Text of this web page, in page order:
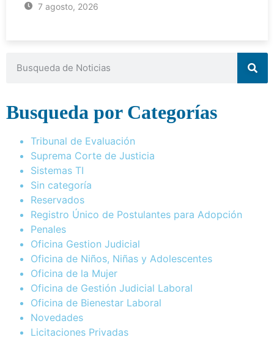
7 agosto, 2026
Busqueda por Categorías
Tribunal de Evaluación
Suprema Corte de Justicia
Sistemas TI
Sin categoría
Reservados
Registro Único de Postulantes para Adopción
Penales
Oficina Gestion Judicial
Oficina de Niños, Niñas y Adolescentes
Oficina de la Mujer
Oficina de Gestión Judicial Laboral
Oficina de Bienestar Laboral
Novedades
Licitaciones Privadas